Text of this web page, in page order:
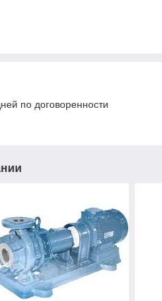
по договоренности